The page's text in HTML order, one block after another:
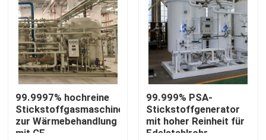
Zu Hause
Produkte
99.9997% hochreine
Stickstoffgasmaschine
zur Wärmebehandlung
mit CE
99.999% PSA-
Stickstoffgenerator
mit hoher Reinheit für
Edelstahlrohr